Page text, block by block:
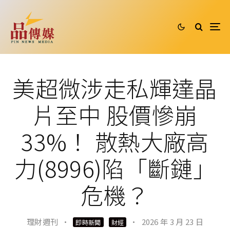
美超微涉走私輝達晶
片至中 股價慘崩
33%！ 散熱大廠高
力(8996)陷「斷鏈」
危機？
理財週刊 · 即時新聞 財經 · 2026 年 3 月 23 日